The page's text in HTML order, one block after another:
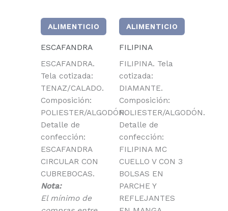
ALIMENTICIO
ESCAFANDRA
ESCAFANDRA.
Tela cotizada:
TENAZ/CALADO.
Composición:
POLIESTER/ALGODÓN.
Detalle de
confección:
ESCAFANDRA
CIRCULAR CON
CUBREBOCAS.
Nota:
El mínimo de
ALIMENTICIO
FILIPINA
FILIPINA. Tela
cotizada:
DIAMANTE.
Composición:
POLIESTER/ALGODÓN.
Detalle de
confección:
FILIPINA MC
CUELLO V CON 3
BOLSAS EN
PARCHE Y
REFLEJANTES